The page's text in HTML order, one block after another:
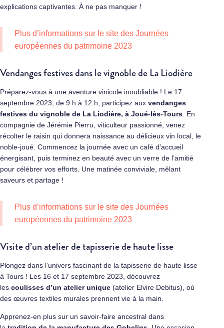
explications captivantes. À ne pas manquer !
Plus d’informations sur le site des Journées
européennes du patrimoine 2023
Vendanges festives dans le vignoble de La Liodière
Préparez-vous à une aventure vinicole inoubliable ! Le 17
septembre 2023, de 9 h à 12 h, participez aux vendanges
festives du vignoble de La Liodière, à Joué-lès-Tours . En
compagnie de Jérémie Pierru, viticulteur passionné, venez
récolter le raisin qui donnera naissance au délicieux vin local, le
noble-joué. Commencez la journée avec un café d’accueil
énergisant, puis terminez en beauté avec un verre de l’amitié
pour célébrer vos efforts. Une matinée conviviale, mêlant
saveurs et partage !
Plus d’informations sur le site des Journées
européennes du patrimoine 2023
Visite d’un atelier de tapisserie de haute lisse
Plongez dans l’univers fascinant de la tapisserie de haute lisse
à Tours ! Les 16 et 17 septembre 2023, découvrez
les coulisses d’un atelier unique (atelier Elvire Debitus), où
des œuvres textiles murales prennent vie à la main.
Apprenez-en plus sur un savoir-faire ancestral dans